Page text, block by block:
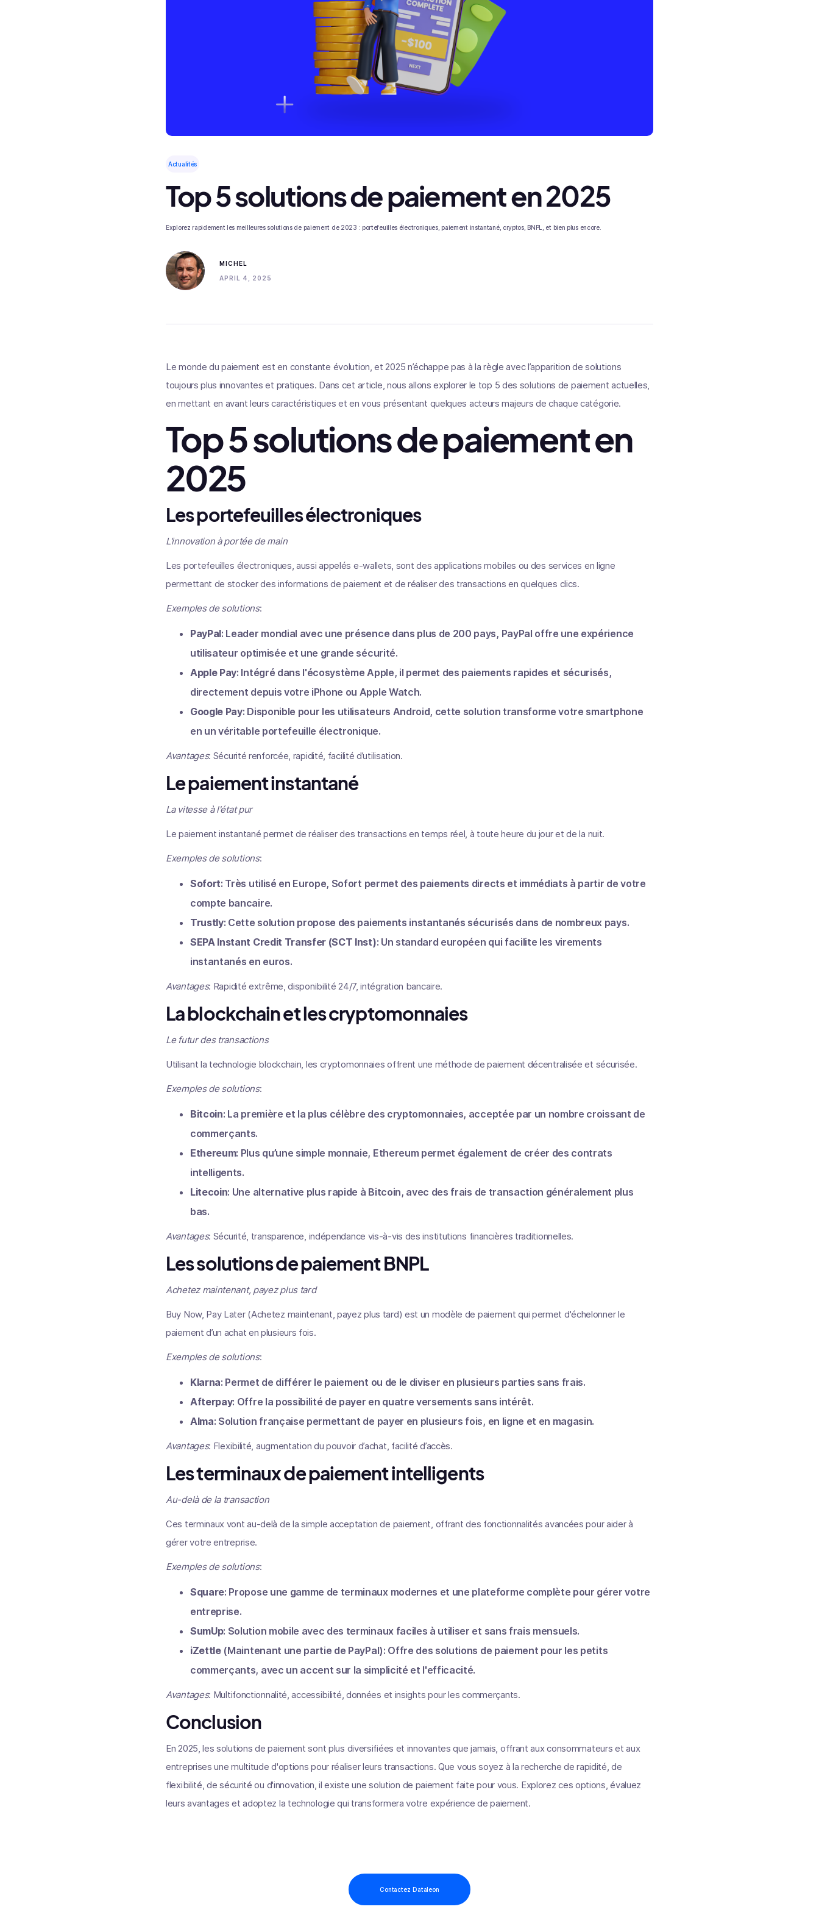
Actualités
Top 5 solutions de paiement en 2025
Explorez rapidement les meilleures solutions de paiement de 2023 : portefeuilles électroniques, paiement instantané, cryptos, BNPL, et bien plus encore.
MICHEL
APRIL 4, 2025
Le monde du paiement est en constante évolution, et 2025 n’échappe pas à la règle avec l’apparition de solutions
toujours plus innovantes et pratiques. Dans cet article, nous allons explorer le top 5 des solutions de paiement actuelles,
en mettant en avant leurs caractéristiques et en vous présentant quelques acteurs majeurs de chaque catégorie.
Top 5 solutions de paiement en
2025
Les portefeuilles électroniques
L'innovation à portée de main
Les portefeuilles électroniques, aussi appelés e-wallets, sont des applications mobiles ou des services en ligne
permettant de stocker des informations de paiement et de réaliser des transactions en quelques clics.
Exemples de solutions:
PayPal: Leader mondial avec une présence dans plus de 200 pays, PayPal offre une expérience
utilisateur optimisée et une grande sécurité.
Apple Pay: Intégré dans l'écosystème Apple, il permet des paiements rapides et sécurisés,
directement depuis votre iPhone ou Apple Watch.
Google Pay: Disponible pour les utilisateurs Android, cette solution transforme votre smartphone
en un véritable portefeuille électronique.
Avantages: Sécurité renforcée, rapidité, facilité d’utilisation.
Le paiement instantané
La vitesse à l'état pur
Le paiement instantané permet de réaliser des transactions en temps réel, à toute heure du jour et de la nuit.
Exemples de solutions:
Sofort: Très utilisé en Europe, Sofort permet des paiements directs et immédiats à partir de votre
compte bancaire.
Trustly: Cette solution propose des paiements instantanés sécurisés dans de nombreux pays.
SEPA Instant Credit Transfer (SCT Inst): Un standard européen qui facilite les virements
instantanés en euros.
Avantages: Rapidité extrême, disponibilité 24/7, intégration bancaire.
La blockchain et les cryptomonnaies
Le futur des transactions
Utilisant la technologie blockchain, les cryptomonnaies offrent une méthode de paiement décentralisée et sécurisée.
Exemples de solutions:
Bitcoin: La première et la plus célèbre des cryptomonnaies, acceptée par un nombre croissant de
commerçants.
Ethereum: Plus qu’une simple monnaie, Ethereum permet également de créer des contrats
intelligents.
Litecoin: Une alternative plus rapide à Bitcoin, avec des frais de transaction généralement plus
bas.
Avantages: Sécurité, transparence, indépendance vis-à-vis des institutions financières traditionnelles.
Les solutions de paiement BNPL
Achetez maintenant, payez plus tard
Buy Now, Pay Later (Achetez maintenant, payez plus tard) est un modèle de paiement qui permet d'échelonner le
paiement d’un achat en plusieurs fois.
Exemples de solutions:
Klarna: Permet de différer le paiement ou de le diviser en plusieurs parties sans frais.
Afterpay: Offre la possibilité de payer en quatre versements sans intérêt.
Alma: Solution française permettant de payer en plusieurs fois, en ligne et en magasin.
Avantages: Flexibilité, augmentation du pouvoir d’achat, facilité d’accès.
Les terminaux de paiement intelligents
Au-delà de la transaction
Ces terminaux vont au-delà de la simple acceptation de paiement, offrant des fonctionnalités avancées pour aider à
gérer votre entreprise.
Exemples de solutions:
Square: Propose une gamme de terminaux modernes et une plateforme complète pour gérer votre
entreprise.
SumUp: Solution mobile avec des terminaux faciles à utiliser et sans frais mensuels.
iZettle(Maintenant une partie de PayPal): Offre des solutions de paiement pour les petits
commerçants, avec un accent sur la simplicité et l'efficacité.
Avantages: Multifonctionnalité, accessibilité, données et insights pour les commerçants.
Conclusion
En 2025, les solutions de paiement sont plus diversifiées et innovantes que jamais, offrant aux consommateurs et aux
entreprises une multitude d'options pour réaliser leurs transactions. Que vous soyez à la recherche de rapidité, de
flexibilité, de sécurité ou d'innovation, il existe une solution de paiement faite pour vous. Explorez ces options, évaluez
leurs avantages et adoptez la technologie qui transformera votre expérience de paiement.
Contactez Dataleon